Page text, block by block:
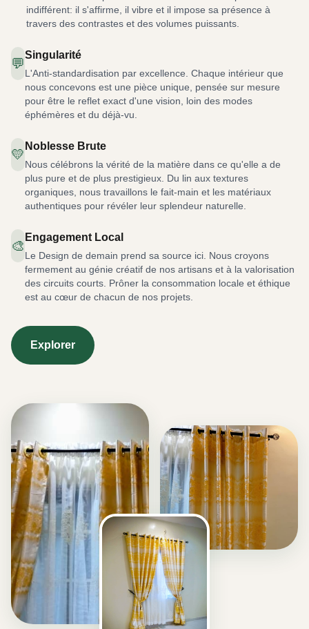
indifférent: il s'affirme, il vibre et il impose sa présence à
travers des contrastes et des volumes puissants.
💬
Singularité
L'Anti-standardisation par excellence. Chaque intérieur que
nous concevons est une pièce unique, pensée sur mesure
pour être le reflet exact d'une vision, loin des modes
éphémères et du déjà-vu.
💛
Noblesse Brute
Nous célébrons la vérité de la matière dans ce qu'elle a de
plus pure et de plus prestigieux. Du lin aux textures
organiques, nous travaillons le fait-main et les matériaux
authentiques pour révéler leur splendeur naturelle.
🎨
Engagement Local
Le Design de demain prend sa source ici. Nous croyons
fermement au génie créatif de nos artisans et à la valorisation
des circuits courts. Prôner la consommation locale et éthique
est au cœur de chacun de nos projets.
Explorer